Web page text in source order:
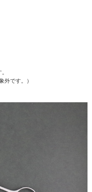
外です。）